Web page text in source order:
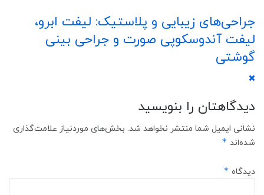
جراحی‌های زیبایی و پلاستیک: لیفت ابرو،
لیفت آندوسکوپی صورت و جراحی بینی
گوشتی
دیدگاهتان را بنویسید
نشانی ایمیل شما منتشر نخواهد شد. بخش‌های موردنیاز علامت‌گذاری
شده‌اند *
دیدگاه *